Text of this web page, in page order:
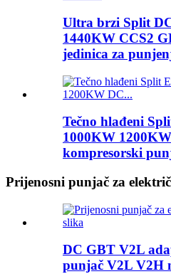
Ultra brzi Split
1440KW CCS2
jedinica za
Tečno hlađeni
1000KW
kompresorski
Prijenosni punjač za
DC GBT V2L
punjač V2L V2H